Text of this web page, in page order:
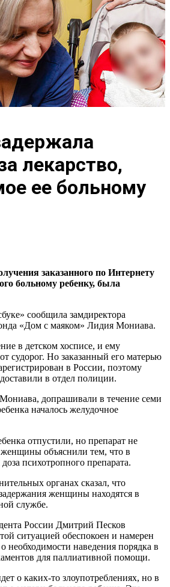
лекарство,
ее больному
заказанного по Интернету
больному ребенку, была
сообщила замдиректора
«Дом с маяком» Лидия Мониава.
в детском хосписе, и ему
судорог. Но заказанный его матерью
в России, поэтому
в отдел полиции.
Мониава, допрашивали в течение семи
началось желудочное
отпустили, но препарат не
женщины объяснили тем, что в
психотропного препарата.
органах сказал, что
женщины находятся в
службе.
России Дмитрий Песков
ситуацией обеспокоен и намерен
необходимости наведения порядка в
для паллиативной помощи.
о каких-то злоупотреблениях, но в